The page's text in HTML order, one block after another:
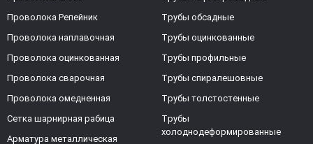
Проволока Репейник
Проволока наплавочная
Проволока оцинкованная
Проволока сварочная
Проволока омедненная
Сетка шарнирная рабица
Арматура металлическая
Трубы обсадные
Трубы оцинкованные
Трубы профильные
Трубы спиралешовные
Трубы толстостенные
Трубы
холоднодеформированные